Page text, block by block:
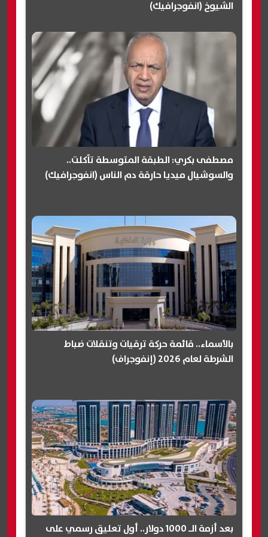
الشيوخ (انفوجرافيك)
مصطفى بكري: الطبقة المتوسطة تآكلت..
والسوشيال ميديا حارقة دم الناس (انفوجرافيك)
بالأسماء.. قائمة حركة ترقيات وتنقلات ضباط
الشرطة لعام 2026 (إنفوجراف)
بعد أزمة الـ 1000 دولار.. أول تعليق رسمي على